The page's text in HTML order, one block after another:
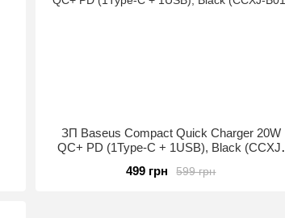
ЗП Baseus Compact Quick Charger 20W
QC+ PD (1Type-C + 1USB), Black (CCXJ-
599 грн
499 грн